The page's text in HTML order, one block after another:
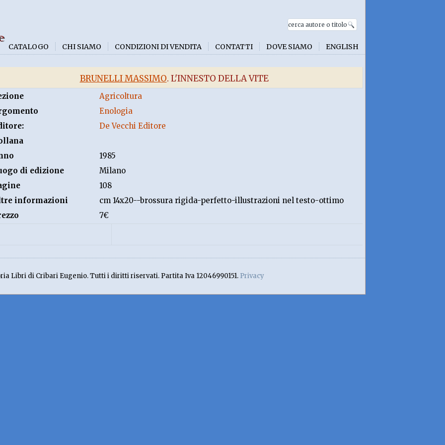
CATALOGO CHI SIAMO CONDIZIONI DI VENDITA CONTATTI DOVE SIAMO ENGLISH
BRUNELLI MASSIMO. L'INNESTO DELLA VITE
Agricoltura
Enologia
De Vecchi Editore
1985
di edizione
Milano
108
informazioni
cm 14x20--brossura rigida-perfetto-illustrazioni nel testo-ottimo
7€
Libri di Cribari Eugenio. Tutti i diritti riservati. Partita Iva 12046990151. Privacy